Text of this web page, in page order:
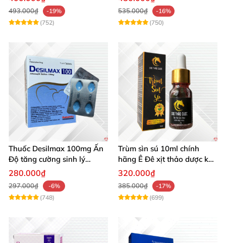
493.000₫
-19%
(752)
535.000₫
-16%
(750)
Thuốc Desilmax 100mg Ấn
Độ tăng cường sinh lý
cường dương hiệu quả
280.000₫
297.000₫
-6%
(748)
Trùm sìn sú 10ml chính
hãng Ê Đê xịt thảo dược kéo
dài quan hệ
320.000₫
385.000₫
-17%
(699)